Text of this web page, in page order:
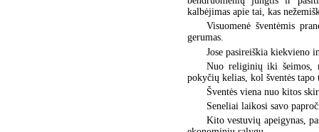
kalbėjimas apie tai, kas
Visuomenė šventėmis
gerumas.
Jose pasireiškia kiekvieno
Nuo religinių iki šeimos,
pokyčių kelias, kol šventės
Šventės viena nuo kitos
Seneliai laikosi savo
Kito vestuvių apeigynas,